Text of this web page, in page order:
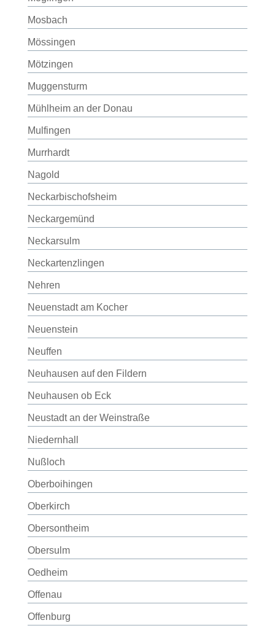
Mosbach
Mössingen
Mötzingen
Muggensturm
Mühlheim an der Donau
Mulfingen
Murrhardt
Nagold
Neckarbischofsheim
Neckargemünd
Neckarsulm
Neckartenzlingen
Nehren
Neuenstadt am Kocher
Neuenstein
Neuffen
Neuhausen auf den Fildern
Neuhausen ob Eck
Neustadt an der Weinstraße
Niedernhall
Nußloch
Oberboihingen
Oberkirch
Obersontheim
Obersulm
Oedheim
Offenau
Offenburg